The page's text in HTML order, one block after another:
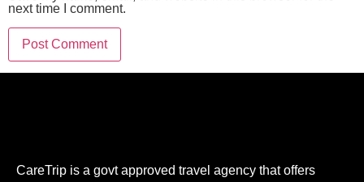
next time I comment.
CareTrip is a govt approved travel agency that offers